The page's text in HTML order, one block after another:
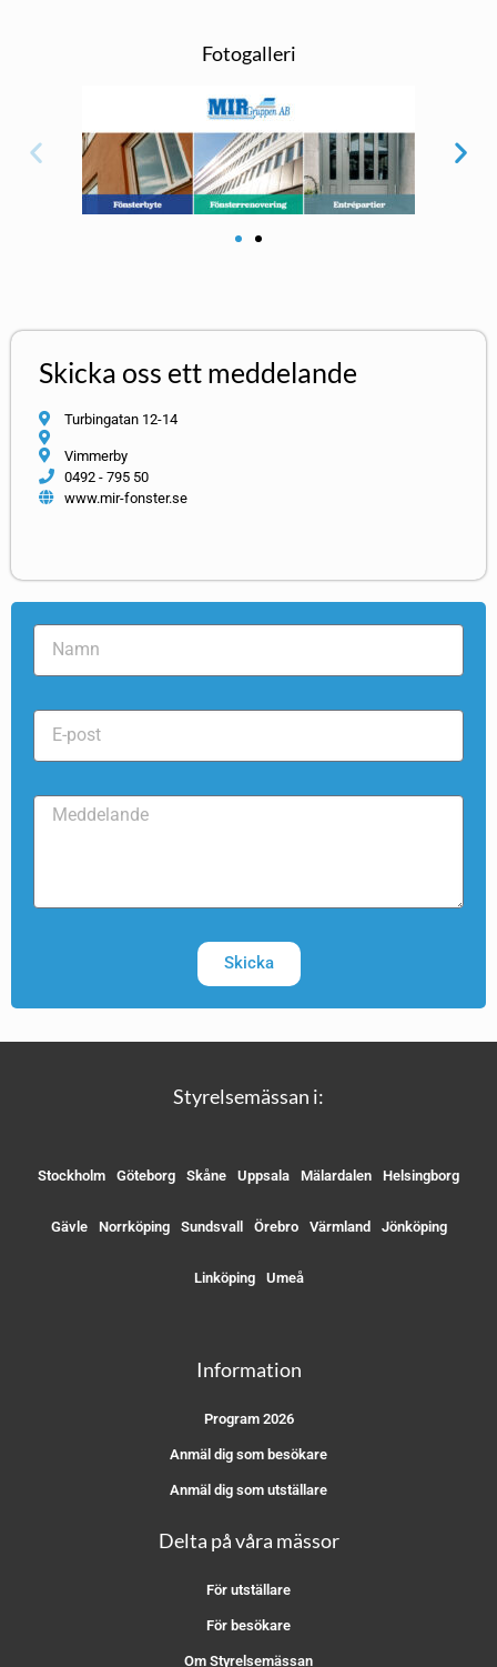
Fotogalleri
Skicka oss ett meddelande
Turbingatan 12-14
Vimmerby
0492 - 795 50
www.mir-fonster.se
Skicka
Styrelsemässan i:
Stockholm Göteborg Skåne Uppsala Mälardalen Helsingborg
Gävle Norrköping Sundsvall Örebro Värmland Jönköping
Linköping Umeå
Information
Program 2026
Anmäl dig som besökare
Anmäl dig som utställare
Delta på våra mässor
För utställare
För besökare
Om Styrelsemässan